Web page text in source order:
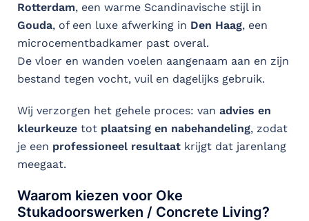
Rotterdam, een warme Scandinavische stijl in
Gouda, of een luxe afwerking in Den Haag, een
microcementbadkamer past overal.
De vloer en wanden voelen aangenaam aan en zijn
bestand tegen vocht, vuil en dagelijks gebruik.
Wij verzorgen het gehele proces: van advies en
kleurkeuze tot plaatsing en nabehandeling, zodat
je een professioneel resultaat krijgt dat jarenlang
meegaat.
Waarom kiezen voor Oke
Stukadoorswerken / Concrete Living?